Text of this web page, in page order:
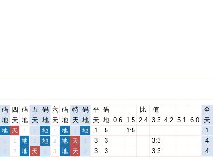
码 四 码 五 码 六 码 特 码 平 码 比 值 全
地 天 地 天 地 天 地 天 地 天 地 0:6 1:5 2:4 3:3 4:2 5:1 6:0 天
地 天 1 1 地 1 地 1 地 1 5 1:5 1
1 1 地 2 地 2 地 天 1 3 3 3:3 4
2 2 地 天 1 3 地 天 2 3 3 3:3 4